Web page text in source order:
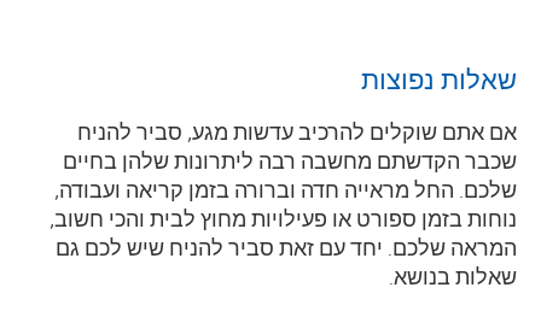
שאלות נפוצות
אם אתם שוקלים להרכיב עדשות מגע, סביר להניח
שכבר הקדשתם מחשבה רבה ליתרונות שלהן בחיים
שלכם. החל מראייה חדה וברורה בזמן קריאה ועבודה,
נוחות בזמן ספורט או פעילויות מחוץ לבית והכי חשוב,
המראה שלכם. יחד עם זאת סביר להניח שיש לכם גם
שאלות בנושא.